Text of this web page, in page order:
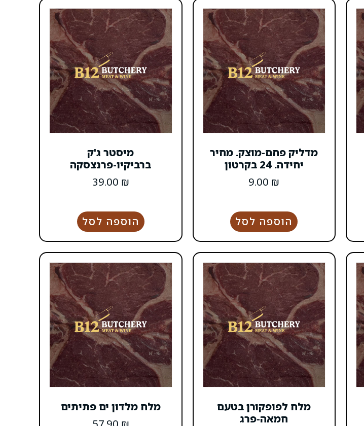
מדליק פחם-מוצק. מחיר
יחידה. 24 בקרטון
9.00 ₪
הוספה לסל
מיסטר ג'ק
ברביקיו-פרנצסקה
39.00 ₪
הוספה לסל
מלח לפופקורן בטעם
חמאה-פרג
מלח מלדון ים פתיתים